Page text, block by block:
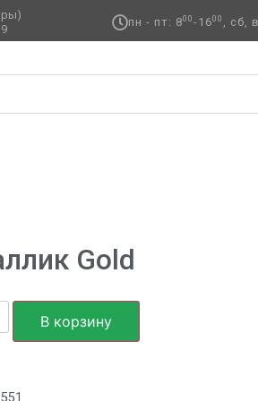
пн - пт: 800-1600 , сб,
Gold
В корзину